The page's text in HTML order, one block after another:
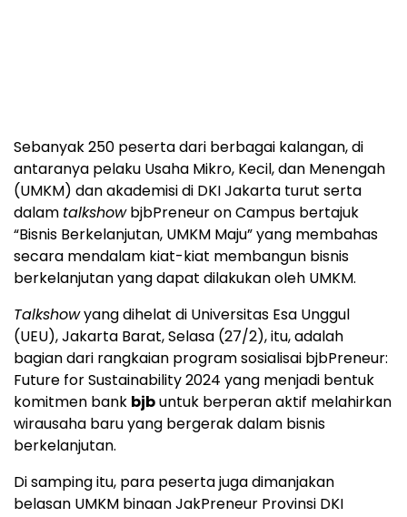
Sebanyak 250 peserta dari berbagai kalangan, di
antaranya pelaku Usaha Mikro, Kecil, dan Menengah
(UMKM) dan akademisi di DKI Jakarta turut serta
dalam talkshowbjbPreneur on Campus bertajuk
“Bisnis Berkelanjutan, UMKM Maju” yang membahas
secara mendalam kiat-kiat membangun bisnis
berkelanjutan yang dapat dilakukan oleh UMKM.
Talkshowyang dihelat di Universitas Esa Unggul
(UEU), Jakarta Barat, Selasa (27/2), itu, adalah
bagian dari rangkaian program sosialisai bjbPreneur:
Future for Sustainability 2024 yang menjadi bentuk
komitmen bank bjbuntuk berperan aktif melahirkan
wirausaha baru yang bergerak dalam bisnis
berkelanjutan.
Di samping itu, para peserta juga dimanjakan
belasan UMKM binaan JakPreneur Provinsi DKI